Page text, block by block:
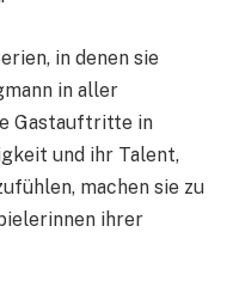
in denen sie
in aller
Gastauftritte in
und ihr Talent,
machen sie zu
ihrer